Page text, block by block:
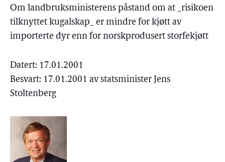
Om landbruksministerens påstand om at _risikoen
tilknyttet kugalskap_ er mindre for kjøtt av
importerte dyr enn for norskprodusert storfekjøtt
Datert: 17.01.2001
Besvart: 17.01.2001 av statsminister Jens
Stoltenberg